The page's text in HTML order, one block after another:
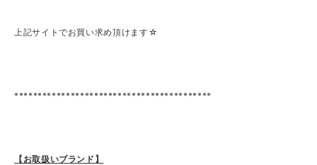
上記サイトでお買い求め頂けます☆
******************************************
【お取扱いブランド】